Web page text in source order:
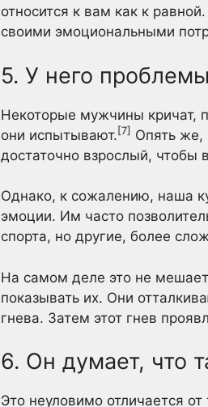
относится к вам как к
своими эмоциональными
5. У него
Некоторые мужчины кричат,
они испытывают.[7] Опять же,
достаточно взрослый, чтобы
Однако, к сожалению, наша
эмоции. Им часто
спорта, но другие, более
На самом деле это не
показывать их. Они
гнева. Затем этот гнев
6. Он думает, что
Это неуловимо отличается